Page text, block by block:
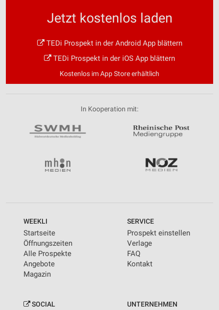
Jetzt kostenlos laden
TEDi Prospekt in der Android App blättern
TEDi Prospekt in der iOS App blättern
Kostenlos im App Store erhältlich
In Kooperation mit:
WEEKLI
Startseite
Öffnungszeiten
Alle Prospekte
Angebote
Magazin
SERVICE
Prospekt einstellen
Verlage
FAQ
Kontakt
SOCIAL UNTERNEHMEN